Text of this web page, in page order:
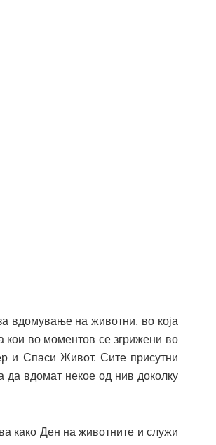
вдомување на животни, во која
во моментов се згрижени во
и Спаси Живот. Сите присутни
да вдомат некое од нив доколку
како Ден на животните и служи